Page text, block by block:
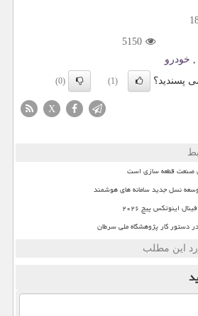
5150
, خودرو
پسندید؟
(1)
(0)
X
صنعت قطعه سازی است
نسل جدید سامانه های هوشمند
دستور کار پژوهشگاه ملی سرطان
این مطلب